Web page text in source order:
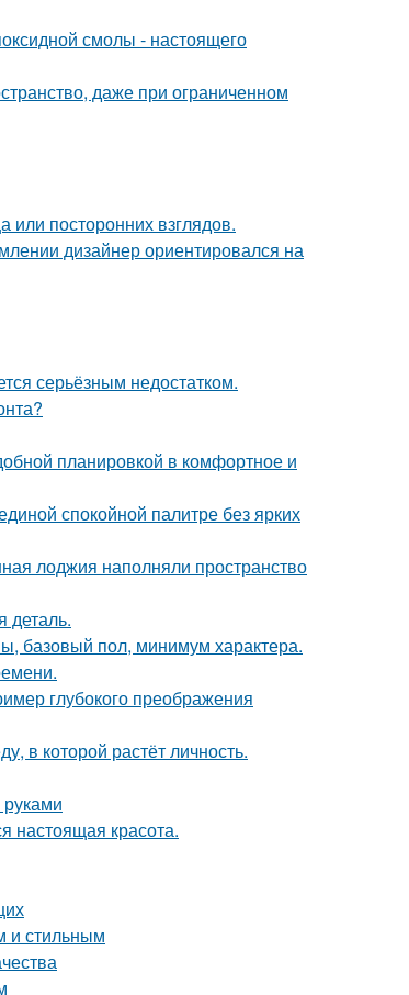
смолы - настоящего
даже при ограниченном
посторонних взглядов.
дизайнер ориентировался на
серьёзным недостатком.
планировкой в комфортное и
спокойной палитре без ярких
лоджия наполняли пространство
деталь.
базовый пол, минимум характера.
глубокого преображения
в которой растёт личность.
настоящая красота.
и стильным